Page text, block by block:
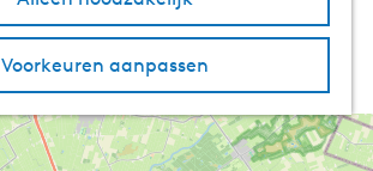
Voorkeuren aanpassen
i
d